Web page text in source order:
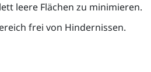
leere Flächen zu minimieren.
frei von Hindernissen.